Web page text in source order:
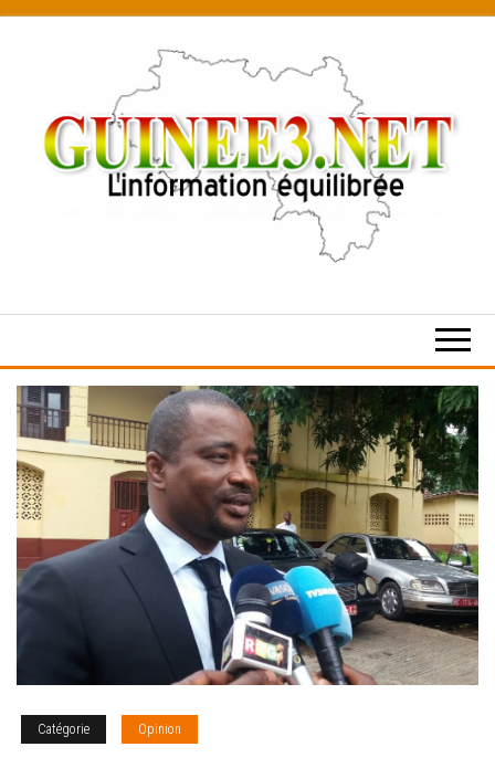
content
Catégorie Opinion